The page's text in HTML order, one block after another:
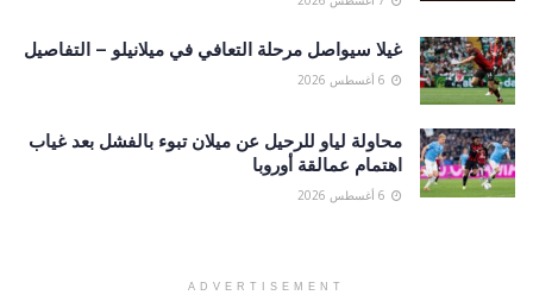
غيلا سيواصل مرحلة التعافي في ميلانيلو – التفاصيل
محاولة لياو للرحيل عن ميلان تبوء بالفشل بعد غياب
اهتمام عمالقة أوروبا
ADVERTISEMENT